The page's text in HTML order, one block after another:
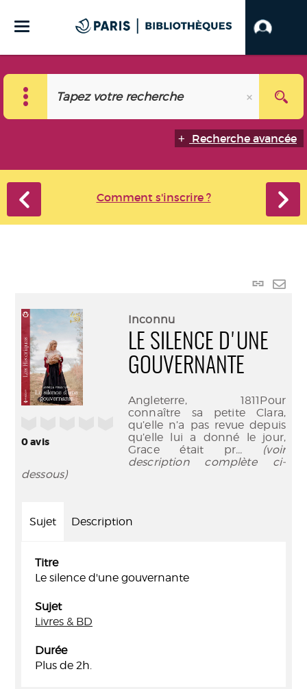
Recherche avancée
Comment s'inscrire ?
Lien
0avis
Inconnu
LE SILENCE D'UNE
GOUVERNANTE
Angleterre, 1811Pour
connaître sa petite Clara,
qu’elle n’a pas revue depuis
qu’elle lui a donné le jour,
Grace était pr... (voir
description complète ci-
dessous)
Sujet Description
Titre
Le silence d'une gouvernante
Sujet
Livres & BD
Durée
Plus de 2h.